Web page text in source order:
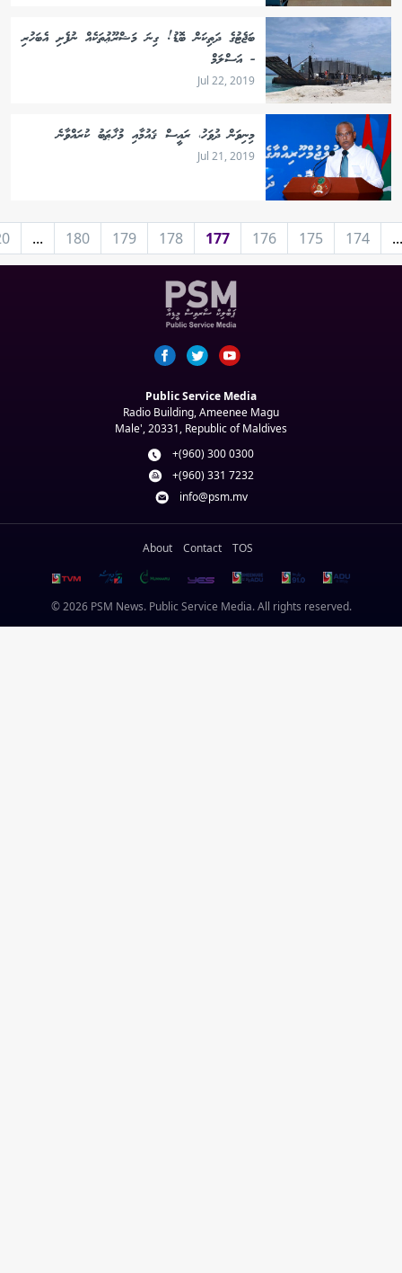
ބަޖެޓުގެ ދަތިކަން ބޮޑު! ގިނަ މަޝްރޫޢުތަކެއް ނުފެށި އެބަހުރި
- އަސްލަމް
Jul 22, 2019
މިނިވަން ދުވަހު، ރައީސް ޤައުމާއި މުޚާޠަބު ކުރައްވާނެ
Jul 21, 2019
...
174
175
176
177
178
179
180
...
Public Service Media
Radio Building, Ameenee Magu
Male', 20331, Republic of Maldives
+(960) 300 0300
+(960) 331 7232
info@psm.mv
About Contact TOS
© 2026 PSM News. Public Service Media. All rights reserved.